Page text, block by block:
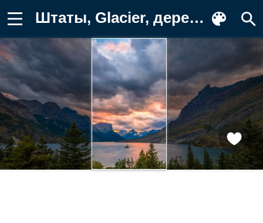
Штаты, Glacier, дерева, Облака, Парки Картинка